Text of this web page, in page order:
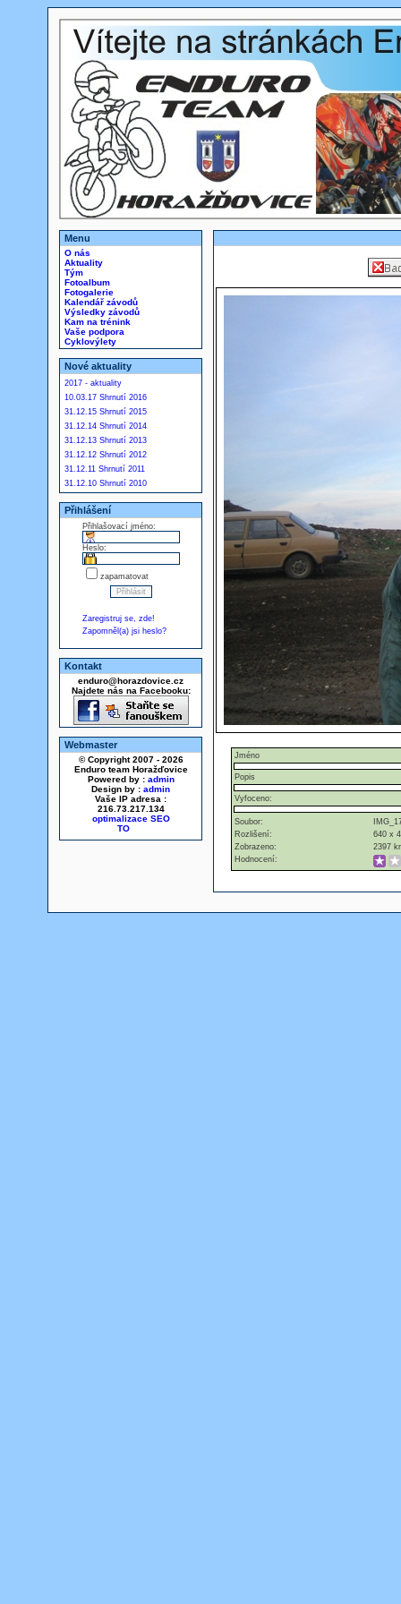
Menu
O nás
Aktuality
Tým
Fotoalbum
Fotogalerie
Kalendář závodů
Výsledky závodů
Kam na trénink
Vaše podpora
Cyklovýlety
Nové aktuality
2017 - aktuality
10.03.17 Shrnutí 2016
31.12.15 Shrnutí 2015
31.12.14 Shrnutí 2014
31.12.13 Shrnutí 2013
31.12.12 Shrnutí 2012
31.12.11 Shrnutí 2011
31.12.10 Shrnutí 2010
Přihlášení
Přihlašovací jméno:
Heslo:
zapamatovat
Zaregistruj se, zde!
Zapomněl(a) jsi heslo?
Kontakt
enduro@horazdovice.cz
Najdete nás na Facebooku:
Webmaster
© Copyright 2007 - 2026
Enduro team Horažďovice
Powered by : admin
Design by : admin
Vaše IP adresa :
216.73.217.134
optimalizace SEO
Jméno
Popis
Vyfoceno:
Soubor:
Rozlišení:
640 x
Zobrazeno:
2397
Hodnocení: